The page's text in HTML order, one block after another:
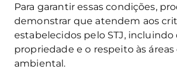
Para garantir essas condições,
demonstrar que atendem aos
estabelecidos pelo STJ, incluindo
propriedade e o respeito às
ambiental.